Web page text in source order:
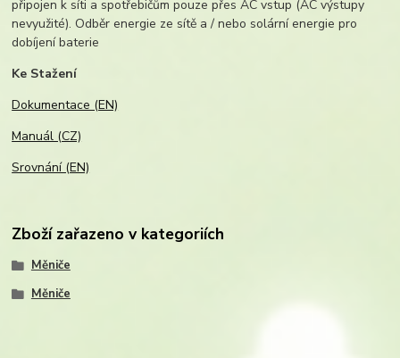
připojen k síti a spotřebičům pouze přes AC vstup (AC výstupy
nevyužité). Odběr energie ze sítě a / nebo solární energie pro
dobíjení baterie
Ke Stažení
Dokumentace (EN)
Manuál (CZ)
Srovnání (EN)
Zboží zařazeno v kategoriích
Měniče
Měniče